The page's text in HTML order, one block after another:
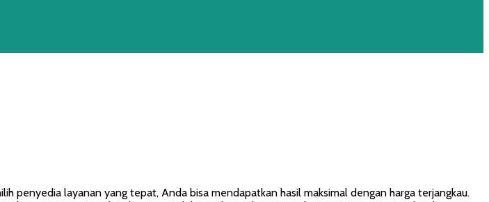
penyedia layanan yang tepat, Anda bisa mendapatkan hasil maksimal dengan harga terjangkau.